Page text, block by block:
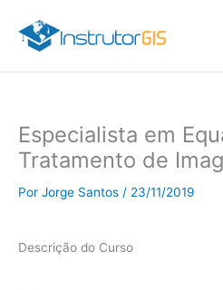
para
conteúdo
Especialista em
Tratamento de
Por Jorge Santos / 23/11/2019
Descrição do Curso